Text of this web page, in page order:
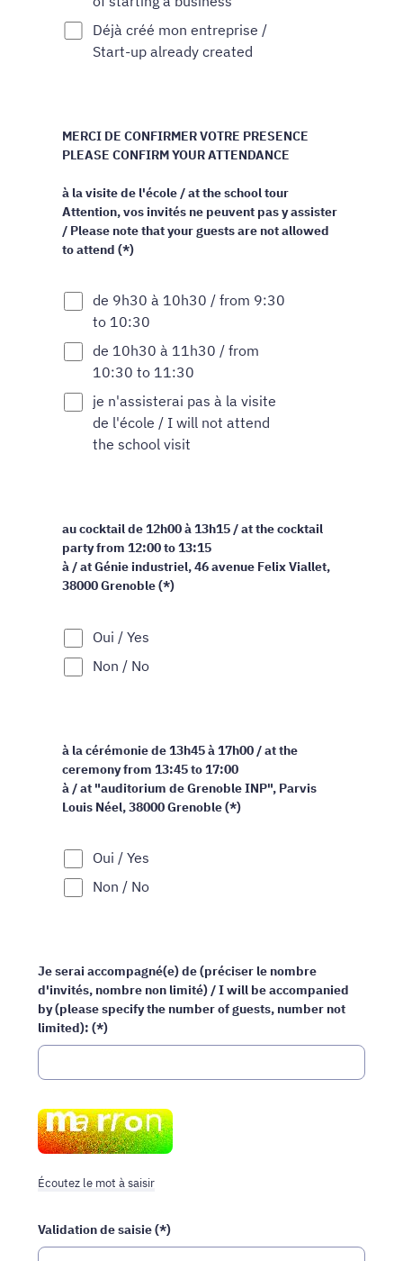
Déjà créé mon entreprise /
Start-up already created
MERCI DE CONFIRMER VOTRE PRESENCE
PLEASE CONFIRM YOUR ATTENDANCE
à la visite de l'école / at the school tour
Attention, vos invités ne peuvent pas y assister
/ Please note that your guests are not allowed
to attend (*)
de 9h30 à 10h30 / from 9:30
to 10:30
de 10h30 à 11h30 / from
10:30 to 11:30
je n'assisterai pas à la visite
de l'école / I will not attend
the school visit
au cocktail de 12h00 à 13h15 / at the cocktail
party from 12:00 to 13:15
à / at Génie industriel, 46 avenue Felix Viallet,
38000 Grenoble (*)
Oui / Yes
Non / No
à la cérémonie de 13h45 à 17h00 / at the
ceremony from 13:45 to 17:00
à / at "auditorium de Grenoble INP", Parvis
Louis Néel, 38000 Grenoble (*)
Oui / Yes
Non / No
Je serai accompagné(e) de (préciser le nombre
d'invités, nombre non limité) / I will be accompanied
by (please specify the number of guests, number not
limited): (*)
pour
les
robots.
Si
humains,
merci
Écoutez le mot à saisir
Validation de saisie (*)